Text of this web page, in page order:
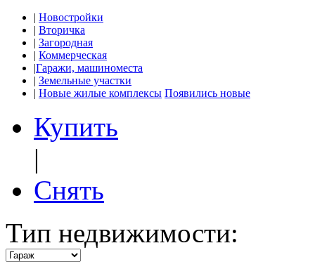
| Новостройки
| Вторичка
| Загородная
| Коммерческая
|Гаражи, машиноместа
| Земельные участки
| Новые жилые комплексы Появились новые
Купить
|
Снять
Тип недвижимости: